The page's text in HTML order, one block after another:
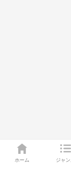
ホーム ジャ
スポットライトで